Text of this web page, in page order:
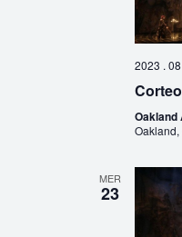
2023 .
Oakland
Oakland,
MER
23